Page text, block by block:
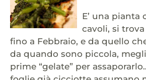
E’ una pianta
cavoli, si
fino a Febbraio, e da quello
da quando sono piccola,
prime “gelate” per